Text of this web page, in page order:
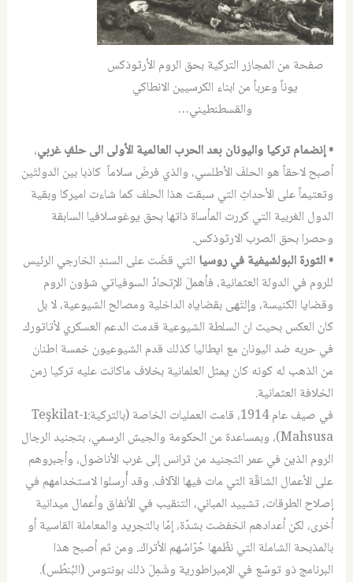
صفحة من المجازر التركية بحق الروم الأرثوذكس
يوناً وعرباً من ابناء الكرسيين الانطاكي
والقسطنطيني…
• إنضمام تركيا واليونان بعد الحرب العالمية الأولى الى حلفٍ غربي،
أصبح لاحقاً هو الحلفَ الأطلسي، والذي فرضَ سلاماً كاذبا بين الدولتَين
وتعتيماً على الأحداثِ التي سبقت هذا الحلف كما شاءت اميركا وبقية
الدول الغربية التي كررت المأساة ذاتها بحق يوغوسلافيا السابقة
وحصرا بحق الصرب الارثوذكس.
• الثورة البولشيفية في روسيا التي قضَت على السندِ الخارجي الرئيس
للروم في الدولة العثمانية، فأهملَ الإتحادُ السوفياتي شؤون الروم
وقضايا الكنيسة، وإلتَهى بقضاياه الداخلية ومصالح الشيوعية، لا بل
كان العكس بحيث ان السلطة الشيوعية قدمت الدعم العسكري لأتاتورك
في حربه ضد اليونان مع ايطاليا كذلك قدم الشيوعيون خمسة اطنان
من الذهب له كونه كان يمثل العلمانية بخلاف ماكانت عليه تركيا زمن
الخلافة العثمانية.
في صيف عام 1914، قامت العمليات الخاصة (بالتركية:Teşkilat-ı
Mahsusa)، وبمساعدة من الحكومة والجيش الرسمي، بتجنيد الرجال
الروم الذين في عمر التجنيد من ثرانس إلى غرب الأناضول، وأجبروهم
على الأعمال الشاقّة التي مات فيها الآلاف. وقد أُرسلوا لاستخدامهم في
إصلاح الطرقات، تشييد المباني، التنقيب في الأنفاق وأعمال ميدانية
أخرى، لكن أعدادهم انخفضت بشدّة، إمّا بالتجريد والمعاملة القاسية أو
بالمذبحة الشاملة التي نظّمها حُرّاسُهم الأتراك. ومن ثم أصبح هذا
البرنامج ذو توسّع في الإمبراطورية وشَمِلَ ذلك بونتوس (البُنطُس).